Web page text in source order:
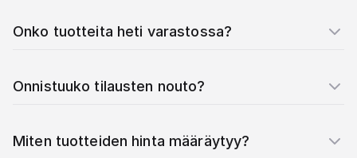
Onko tuotteita heti varastossa?
Onnistuuko tilausten nouto?
Miten tuotteiden hinta määräytyy?